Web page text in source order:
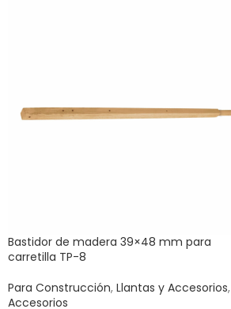
Bastidor de madera 39×48 mm para
carretilla TP-8
Para Construcción, Llantas y Accesorios,
Accesorios